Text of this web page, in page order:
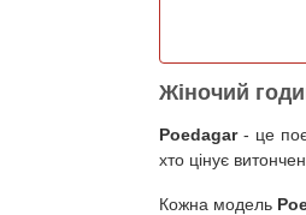
Жіночий
Poedagar- це
хто цінує
Кожна модель